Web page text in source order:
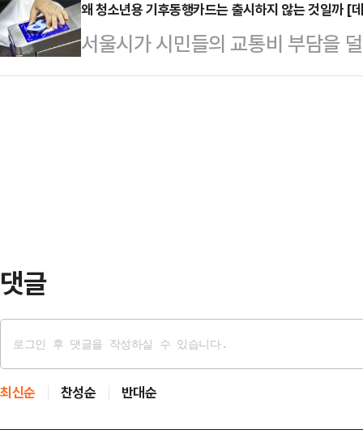
기까지 최소 수개월의 시간이 소요
"로컬라이저(방위각시설) 둔덕이
의 사고 전 조치에 아…
간이 지날 때까지 승강기 문이 닫히
사는 장애인 등을 위한 교통약자이
승강기는 10초 이상 문이 열린 채
왜 청소년용 기후동행카드는 출시하지 않는 것일까 [
서울시가 시민들의 교통비 부담을
호응을 얻고 있지만 정작 매일 대중
댓글
최신순 찬성순 반대순